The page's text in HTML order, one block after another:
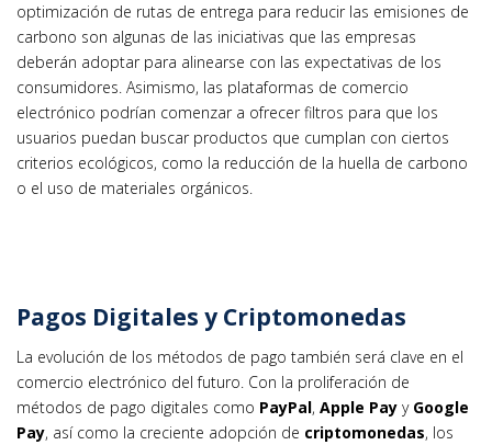
optimización de rutas de entrega para reducir las emisiones de
carbono son algunas de las iniciativas que las empresas
deberán adoptar para alinearse con las expectativas de los
consumidores. Asimismo, las plataformas de comercio
electrónico podrían comenzar a ofrecer filtros para que los
usuarios puedan buscar productos que cumplan con ciertos
criterios ecológicos, como la reducción de la huella de carbono
o el uso de materiales orgánicos.
Pagos Digitales y Criptomonedas
La evolución de los métodos de pago también será clave en el
comercio electrónico del futuro. Con la proliferación de
métodos de pago digitales como PayPal, Apple Pay y Google
Pay, así como la creciente adopción de criptomonedas, los